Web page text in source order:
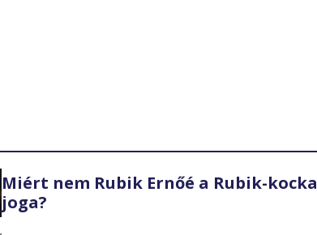
Miért nem Rubik Ernőé a Rubik-kocka
joga?